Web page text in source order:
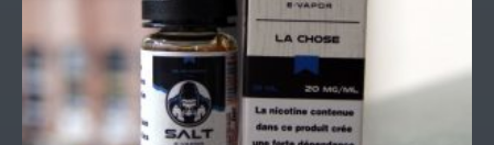
choisies
sur
la
page
du